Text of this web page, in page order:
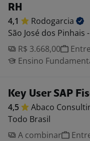
RH
4,1
Rodogarcia
São José dos Pinhais
R$ 3.668,00
Ensino
Key User SAP
4,5 Abaco
Todo Brasil
A combinar